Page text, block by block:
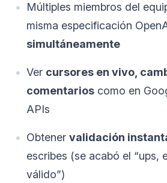
Múltiples miembros del
misma especificación
simultáneamente
Ver cursores en vivo,
comentarios como en
APIs
Obtener validación
escribes (se acabó el “ups,
válido”)